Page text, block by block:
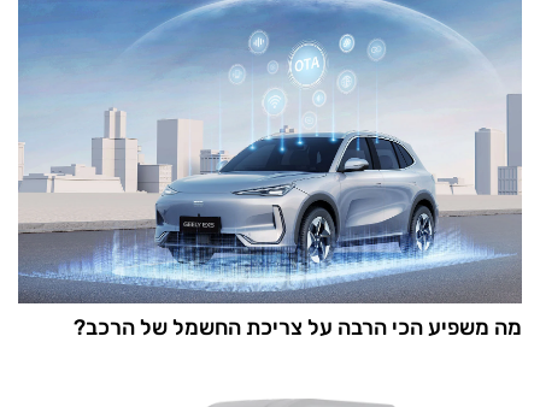
מה משפיע הכי הרבה על צריכת החשמל של הרכב?